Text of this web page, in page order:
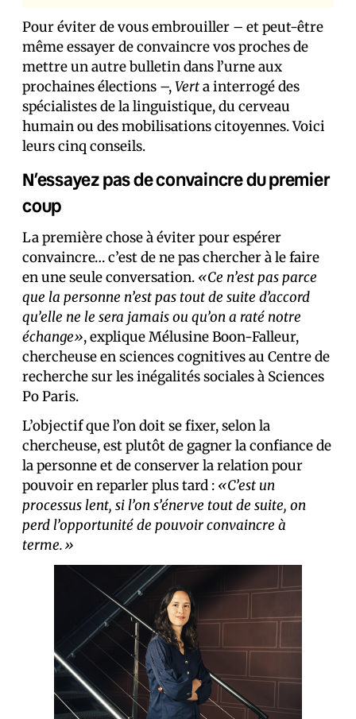
Pour éviter de vous embrouiller – et peut-être
même essayer de convaincre vos proches de
mettre un autre bulletin dans l’urne aux
prochaines élections –,Verta interrogé des
spécialistes de la linguistique, du cerveau
humain ou des mobilisations citoyennes. Voici
leurs cinq conseils.
N’essayez pas de convaincre du premier
coup
La première chose à éviter pour espérer
convaincre… c’est de ne pas chercher à le faire
en une seule conversation. «Ce n’est pas parce
que la personne n’est pas tout de suite d’accord
qu’elle ne le sera jamais ou qu’on a raté notre
échange», explique Mélusine Boon-Falleur,
chercheuse en sciences cognitives au Centre de
recherche sur les inégalités sociales à Sciences
Po Paris.
L’objectif que l’on doit se fixer, selon la
chercheuse, est plutôt de gagner la confiance de
la personne et de conserver la relation pour
pouvoir en reparler plus tard : «C’est un
processus lent, si l’on s’énerve tout de suite, on
perd l’opportunité de pouvoir convaincre à
terme.»